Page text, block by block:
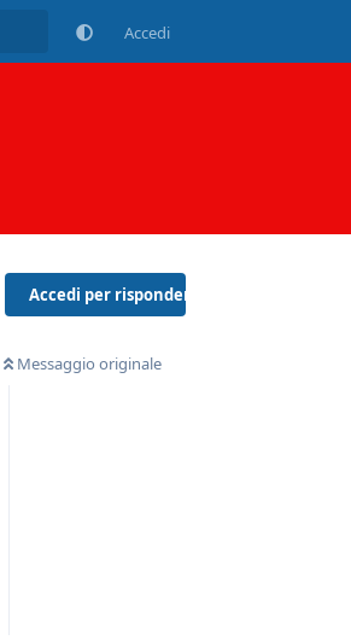
Accedi
Accedi per rispondere
Messaggio originale